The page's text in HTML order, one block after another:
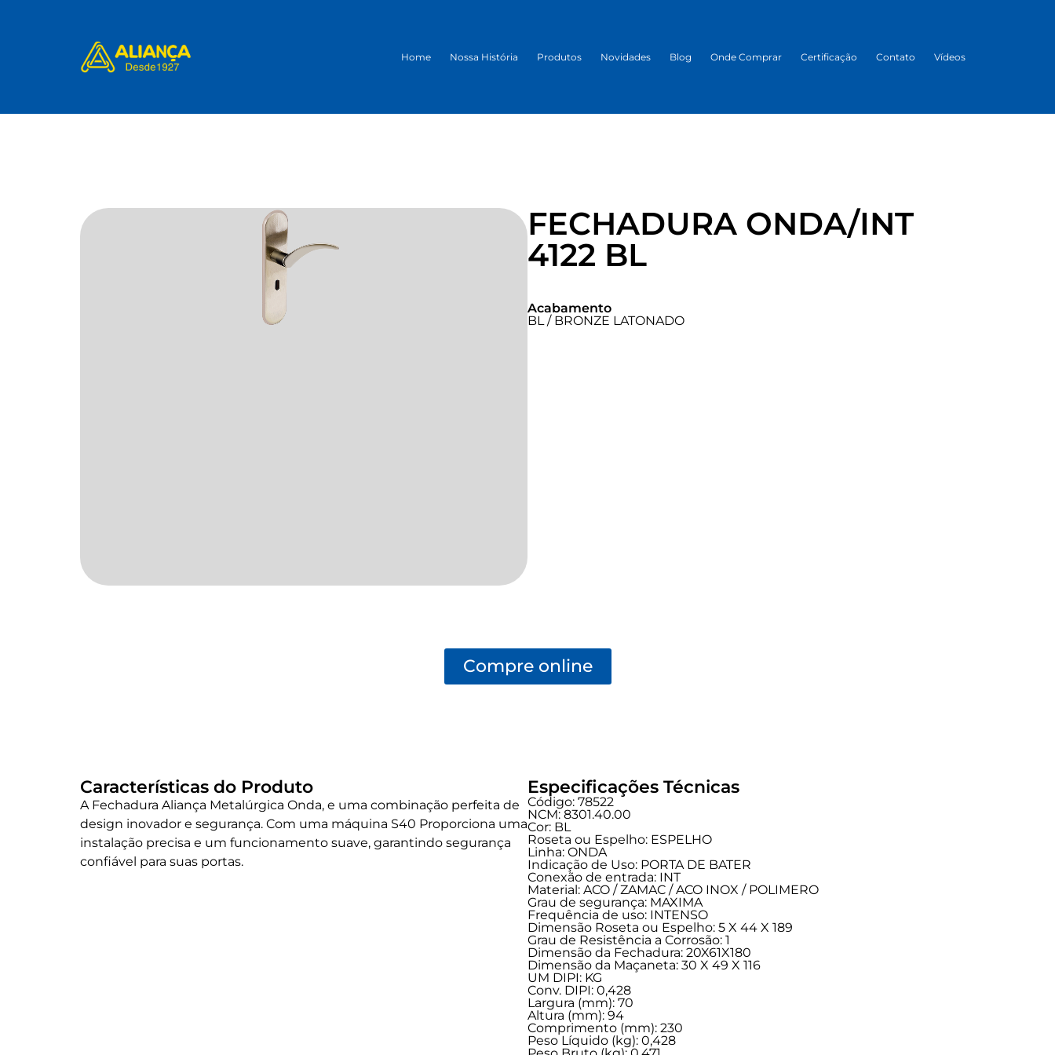
Home Nossa História Produtos Novidades Blog Onde Comprar Certificação Contato Vídeos
FECHADURA ONDA/INT
4122 BL
Acabamento
BL / BRONZE LATONADO
Compre online
Características do Produto
A Fechadura Aliança Metalúrgica Onda, e uma combinação perfeita de
design inovador e segurança. Com uma máquina S40 Proporciona uma
instalação precisa e um funcionamento suave, garantindo segurança
confiável para suas portas.
Especificações Técnicas
Código: 78522
NCM: 8301.40.00
Cor: BL
Roseta ou Espelho: ESPELHO
Linha: ONDA
Indicação de Uso: PORTA DE BATER
Conexão de entrada: INT
Material: ACO / ZAMAC / ACO INOX / POLIMERO
Grau de segurança: MAXIMA
Frequência de uso: INTENSO
Dimensão Roseta ou Espelho: 5 X 44 X 189
Grau de Resistência a Corrosão: 1
Dimensão da Fechadura: 20X61X180
Dimensão da Maçaneta: 30 X 49 X 116
UM DIPI: KG
Conv. DIPI: 0,428
Largura (mm): 70
Altura (mm): 94
Comprimento (mm): 230
Peso Líquido (kg): 0,428